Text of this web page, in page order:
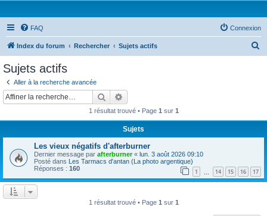
FAQ Connexion
Index du forum Rechercher Sujets actifs
Sujets actifs
Aller à la recherche avancée
Rechercher
1 résultat trouvé • Page 1 sur 1
Sujets
Les vieux négatifs d'afterburner
Dernier message par afterburner« lun. 3 août 2026 09:10
Posté dans Les Tarmacs d'antan (La photo argentique)
Réponses : 160 1 14 15 16 17
1 résultat trouvé • Page 1 sur 1